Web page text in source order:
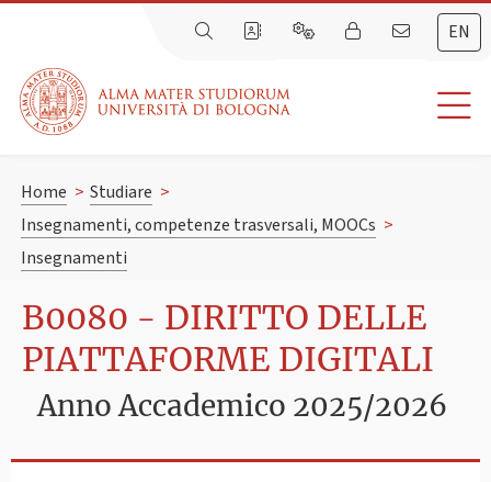
EN
Home > Studiare >
Insegnamenti, competenze trasversali, MOOCs >
Insegnamenti
B0080 - DIRITTO DELLE
PIATTAFORME DIGITALI
Anno Accademico 2025/2026